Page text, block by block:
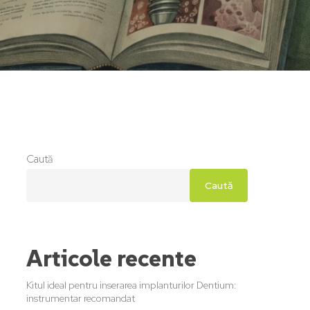
Caută
Caută
Articole recente
Kitul ideal pentru inserarea implanturilor Dentium:
instrumentar recomandat